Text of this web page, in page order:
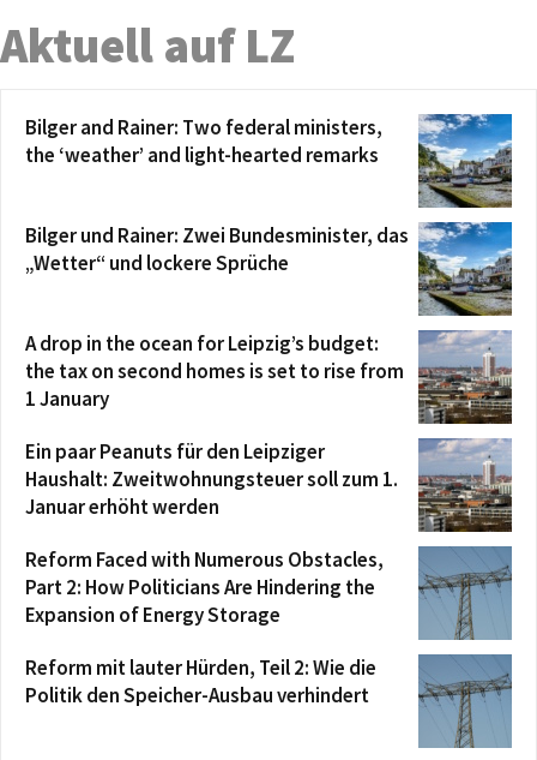
Aktuell auf LZ
Bilger and Rainer: Two federal ministers,
the ‘weather’ and light-hearted remarks
Bilger und Rainer: Zwei Bundesminister, das
„Wetter“ und lockere Sprüche
A drop in the ocean for Leipzig’s budget:
the tax on second homes is set to rise from
1 January
Ein paar Peanuts für den Leipziger
Haushalt: Zweitwohnungsteuer soll zum 1.
Januar erhöht werden
Reform Faced with Numerous Obstacles,
Part 2: How Politicians Are Hindering the
Expansion of Energy Storage
Reform mit lauter Hürden, Teil 2: Wie die
Politik den Speicher-Ausbau verhindert